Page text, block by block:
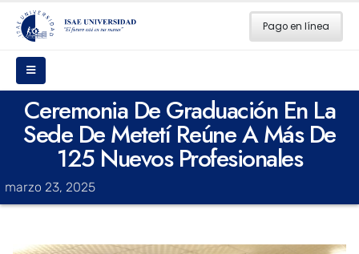
Pago en línea
Ceremonia De Graduación En La
Sede De Metetí Reúne A Más De
125 Nuevos Profesionales
marzo 23, 2025